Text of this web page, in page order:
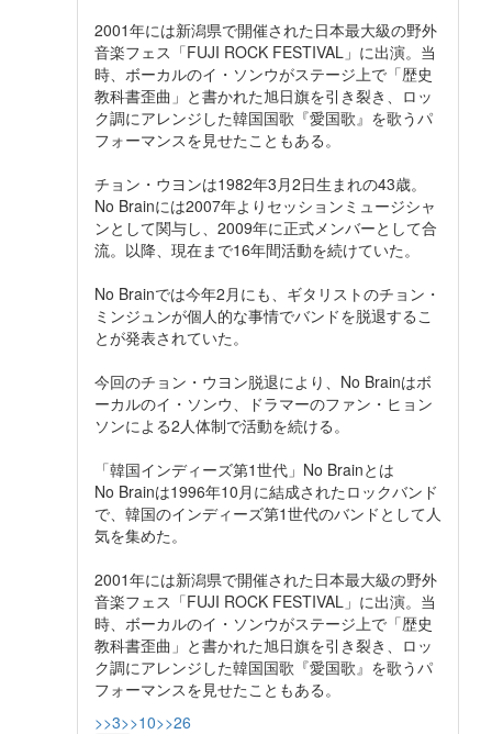
2001年には新潟県で開催された日本最大級の野外
音楽フェス「FUJI ROCK FESTIVAL」に出演。当
時、ボーカルのイ・ソンウがステージ上で「歴史
教科書歪曲」と書かれた旭日旗を引き裂き、ロッ
ク調にアレンジした韓国国歌『愛国歌』を歌うパ
フォーマンスを見せたこともある。
チョン・ウヨンは1982年3月2日生まれの43歳。
No Brainには2007年よりセッションミュージシャ
ンとして関与し、2009年に正式メンバーとして合
流。以降、現在まで16年間活動を続けていた。
No Brainでは今年2月にも、ギタリストのチョン・
ミンジュンが個人的な事情でバンドを脱退するこ
とが発表されていた。
今回のチョン・ウヨン脱退により、No Brainはボ
ーカルのイ・ソンウ、ドラマーのファン・ヒョン
ソンによる2人体制で活動を続ける。
「韓国インディーズ第1世代」No Brainとは
No Brainは1996年10月に結成されたロックバンド
で、韓国のインディーズ第1世代のバンドとして人
気を集めた。
2001年には新潟県で開催された日本最大級の野外
音楽フェス「FUJI ROCK FESTIVAL」に出演。当
時、ボーカルのイ・ソンウがステージ上で「歴史
教科書歪曲」と書かれた旭日旗を引き裂き、ロッ
ク調にアレンジした韓国国歌『愛国歌』を歌うパ
フォーマンスを見せたこともある。
>>3>>10>>26